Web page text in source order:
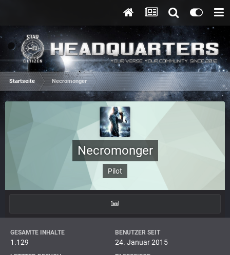
Startseite Necromonger
Necromonger
Pilot
GESAMTE INHALTE
1.129
BENUTZER SEIT
24. Januar 2015